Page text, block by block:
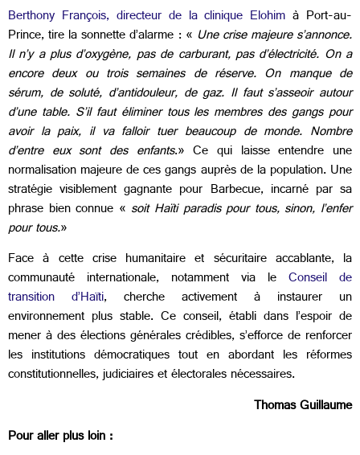
Berthony François, directeur de la clinique Elohimà Port-au-
Prince, tire la sonnette d’alarme : « Une crise majeure s’annonce.
Il n’y a plus d’oxygène, pas de carburant, pas d’électricité. On a
encore deux ou trois semaines de réserve. On manque de
sérum, de soluté, d’antidouleur, de gaz. Il faut s’asseoir autour
d’une table. S’il faut éliminer tous les membres des gangs pour
avoir la paix, il va falloir tuer beaucoup de monde. Nombre
d’entre eux sont des enfants.» Ce qui laisse entendre une
normalisation majeure de ces gangs auprès de la population. Une
stratégie visiblement gagnante pour Barbecue, incarné par sa
phrase bien connue « soit Haïti paradis pour tous, sinon, l’enfer
pour tous.»
Face à cette crise humanitaire et sécuritaire accablante, la
communauté internationale, notamment via le Conseil de
transition d’Haïti, cherche activement à instaurer un
environnement plus stable. Ce conseil, établi dans l’espoir de
mener à des élections générales crédibles, s’efforce de renforcer
les institutions démocratiques tout en abordant les réformes
constitutionnelles, judiciaires et électorales nécessaires.
Thomas Guillaume
Pour aller plus loin :